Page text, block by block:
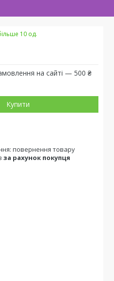
10 од.
на сайті — 500 ₴
Купити
повернення товару
за рахунок покупця